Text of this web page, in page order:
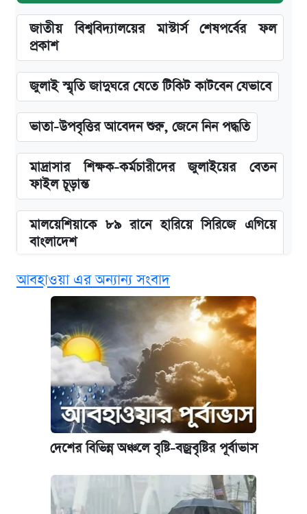
জাতীয় বিশ্ববিদ্যালয়ের মাস্টার্স শেষপর্বের ফল
প্রকাশ
জুলাই স্মৃতি জাদুঘরে যেতে টিকিট কাটবেন যেভাবে
ভাতা-উপবৃত্তির আবেদন শুরু, জেনে নিন পদ্ধতি
মাদ্রাসার শিক্ষক-কর্মচারীদের জুলাইয়ের বেতন
ফাইল চূড়ান্ত
মালয়েশিয়াকে ৮৯ রানে হারিয়ে সিরিজে এগিয়ে
বাংলাদেশ
এসএসসির ফল পুনঃনিরীক্ষণে আবেদন করবেন
যেভাবে
দাখিল ও কারিগরি বোর্ডের ফল দেখবেন যেভাবে
আজকের বাজারে স্বর্ণের দাম (৯ আগস্ট)
এক ক্লিকে জেনে নিন আইফোন ১৮ প্রো ম্যাক্সের
দাম ও ফিচার
নবম জাতীয় পে-স্কেল নিয়ে সর্বশেষ যা জানা গেল
আবহাওয়া এর অন্যান্য সংবাদ
দেশের বিভিন্ন অঞ্চলে বৃষ্টি-বজ্রবৃষ্টির পূর্বাভাস